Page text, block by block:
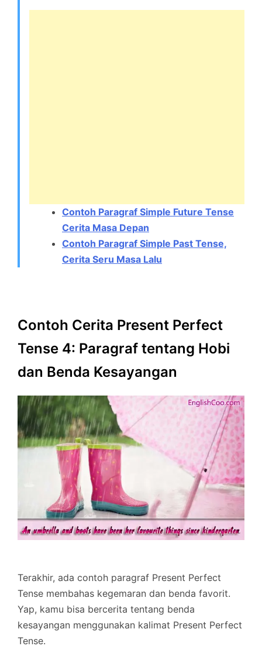
Contoh Paragraf Simple Future Tense
Cerita Masa Depan
Contoh Paragraf Simple Past Tense,
Cerita Seru Masa Lalu
Contoh Cerita Present Perfect
Tense 4: Paragraf tentang Hobi
dan Benda Kesayangan
Terakhir, ada contoh paragraf Present Perfect
Tense membahas kegemaran dan benda favorit.
Yap, kamu bisa bercerita tentang benda
kesayangan menggunakan kalimat Present Perfect
Tense.